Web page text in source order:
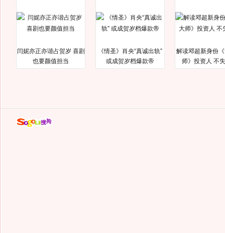
闫妮亦正亦谐占贺岁 喜剧
也要颜值担当
《情圣》肖央“真诚出轨”
或成贺岁档爆款帝
解读邓超新身份
师》投资人 不